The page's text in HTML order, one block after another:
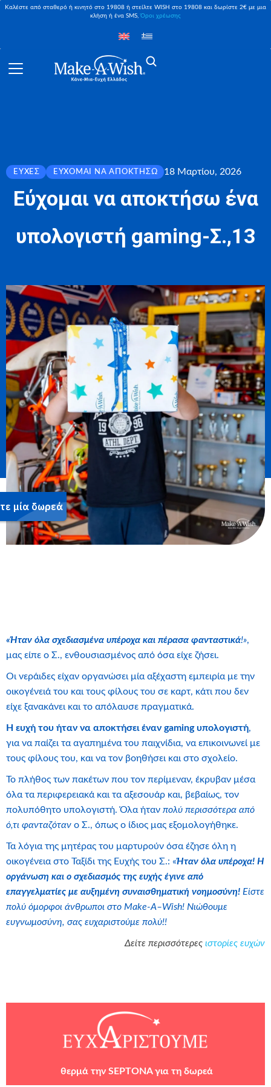
Καλέστε από σταθερό ή κινητό στο 19808 ή στείλτε WISH στο 19808 και δωρίστε 2€ με μια
κλήση ή ένα SMS,Όροι χρέωσης
ΕΥΧΈΣ ΕΎΧΟΜΑΙ ΝΑ ΑΠΟΚΤΉΣΩ 18 Μαρτίου, 2026
Εύχομαι να αποκτήσω ένα
υπολογιστή gaming-Σ.,13
«Ήταν όλα σχεδιασμένα υπέροχα και πέρασα φανταστικά!»,
μας είπε ο Σ., ενθουσιασμένος από όσα είχε ζήσει.
Οι νεράιδες είχαν οργανώσει μία αξέχαστη εμπειρία με την
οικογένειά του και τους φίλους του σε καρτ, κάτι που δεν
είχε ξανακάνει και το απόλαυσε πραγματικά.
Η ευχή του ήταν να αποκτήσει έναν gaming υπολογιστή,
για να παίζει τα αγαπημένα του παιχνίδια, να επικοινωνεί με
τους φίλους του, και να τον βοηθήσει και στο σχολείο.
Το πλήθος των πακέτων που τον περίμεναν, έκρυβαν μέσα
όλα τα περιφερειακά και τα αξεσουάρ και, βεβαίως, τον
πολυπόθητο υπολογιστή. Όλα ήταν πολύ περισσότερα από
ό,τι φανταζόταν ο Σ., όπως ο ίδιος μας εξομολογήθηκε.
Τα λόγια της μητέρας του μαρτυρούν όσα έζησε όλη η
οικογένεια στο Ταξίδι της Ευχής του Σ.: «Ήταν όλα υπέροχα! Η
οργάνωση και ο σχεδιασμός της ευχής έγινε από
επαγγελματίες με αυξημένη συναισθηματική νοημοσύνη! Είστε
πολύ όμορφοι άνθρωποι στο Make-A–Wish! Νιώθουμε
ευγνωμοσύνη, σας ευχαριστούμε πολύ!!
Δείτε περισσότερες ιστορίες ευχών
θερμά την SEPTONAγια τη δωρεά